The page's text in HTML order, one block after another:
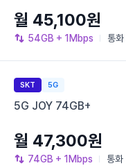
54GB + 1Mbps 통화
월 45,100원
SKT 5G
5G JOY 74GB+
74GB + 1Mbps 통화
월 47,300원